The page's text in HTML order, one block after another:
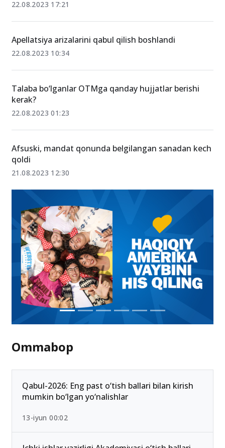
22.08.2023 17:21
Apellatsiya arizalarini qabul qilish boshlandi
22.08.2023 10:34
Talaba bo‘lganlar OTMga qanday hujjatlar berishi
kerak?
22.08.2023 01:23
Afsuski, mandat qonunda belgilangan sanadan kech
qoldi
21.08.2023 12:30
Ommabop
Qabul-2026: Eng past o‘tish ballari bilan kirish
mumkin bo‘lgan yo‘nalishlar
13-iyun 00:02